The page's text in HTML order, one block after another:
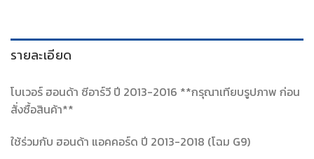
รายละเอียด
โบเวอร์ ฮอนด้า ซีอาร์วี ปี 2013-2016 **กรุณาเทียบรูปภาพ ก่อน
สั่งซื้อสินค้า**
ใช้ร่วมกับ ฮอนด้า แอคคอร์ด ปี 2013-2018 (โฉม G9)